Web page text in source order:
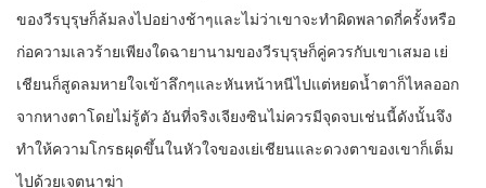
ของวีรบุรุษก็ล้มลงไปอย่างช้าๆและไม่ว่าเขาจะทำผิดพลาดกี่ครั้งหรือ
ก่อความเลวร้ายเพียงใดฉายานามของวีรบุรุษก็คู่ควรกับเขาเสมอ เย่
เชียนก็สูดลมหายใจเข้าลึกๆและหันหน้าหนีไปแต่หยดน้ำตาก็ไหลออก
จากหางตาโดยไม่รู้ตัว อันที่จริงเจียงซินไม่ควรมีจุดจบเช่นนี้ดังนั้นจึง
ทำให้ความโกรธผุดขึ้นในหัวใจของเย่เชียนและดวงตาของเขาก็เต็ม
ไปด้วยเจตนาฆ่า